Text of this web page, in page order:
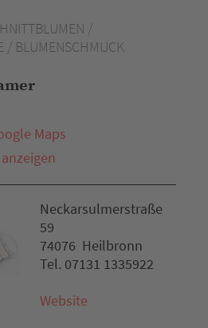
/
/ BLUMENSCHMUCK
Maps
Neckarsulmerstraße
59
74076 Heilbronn
Tel. 07131 1335922
Website